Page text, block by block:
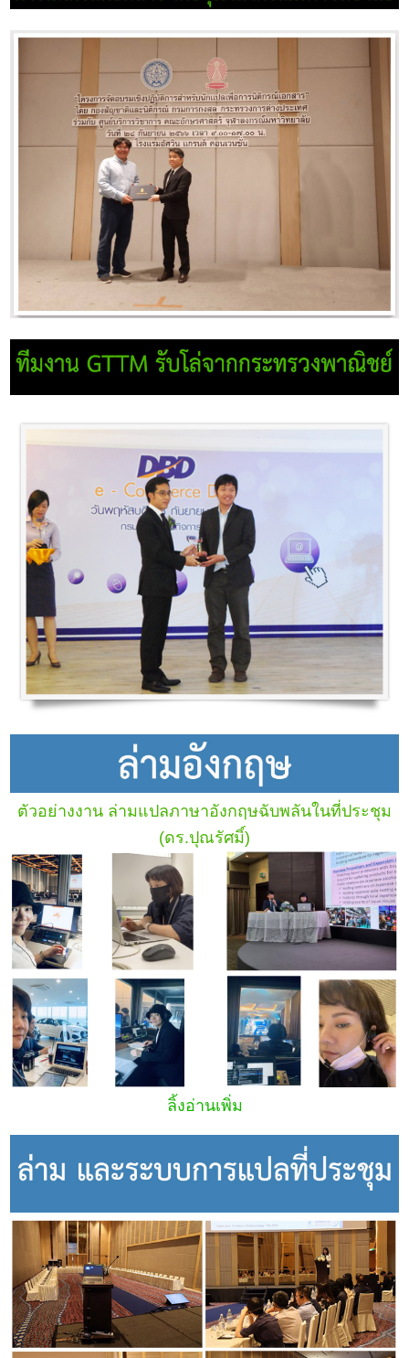
ตัวอย่างงาน ล่ามแปลภาษาอังกฤษฉับพลันในที่ประชุม
(ดร.ปุณรัศมิ์)
ลิ้งอ่านเพิ่ม